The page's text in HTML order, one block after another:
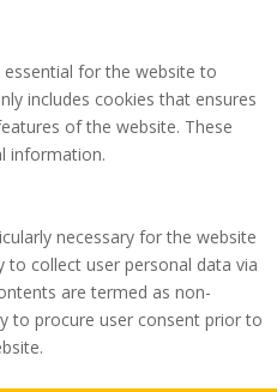
for the website to
includes cookies that ensures
of the website. These
information.
necessary for the website
to collect user personal data via
are termed as non-
to procure user consent prior to